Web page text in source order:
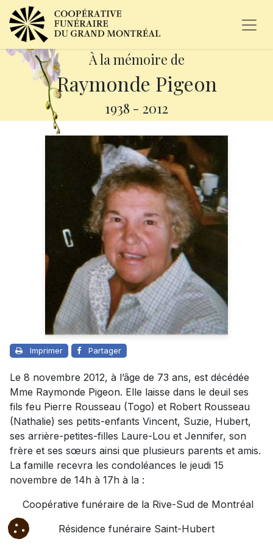
À la mémoire de
Raymonde Pigeon
1938 - 2012
Imprimer Partager
Le 8 novembre 2012, à l’âge de 73 ans, est décédée
Mme Raymonde Pigeon. Elle laisse dans le deuil ses
fils feu Pierre Rousseau (Togo) et Robert Rousseau
(Nathalie) ses petits-enfants Vincent, Suzie, Hubert,
ses arrière-petites-filles Laure-Lou et Jennifer, son
frère et ses sœurs ainsi que plusieurs parents et amis.
La famille recevra les condoléances le jeudi 15
novembre de 14h à 17h à la :
Coopérative funéraire de la Rive-Sud de Montréal
Résidence funéraire Saint-Hubert